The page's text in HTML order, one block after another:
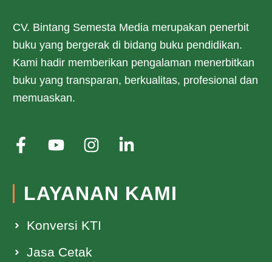
CV. Bintang Semesta Media merupakan penerbit
buku yang bergerak di bidang buku pendidikan.
Kami hadir memberikan pengalaman menerbitkan
buku yang transparan, berkualitas, profesional dan
memuaskan.
LAYANAN KAMI
Konversi KTI
Jasa Cetak